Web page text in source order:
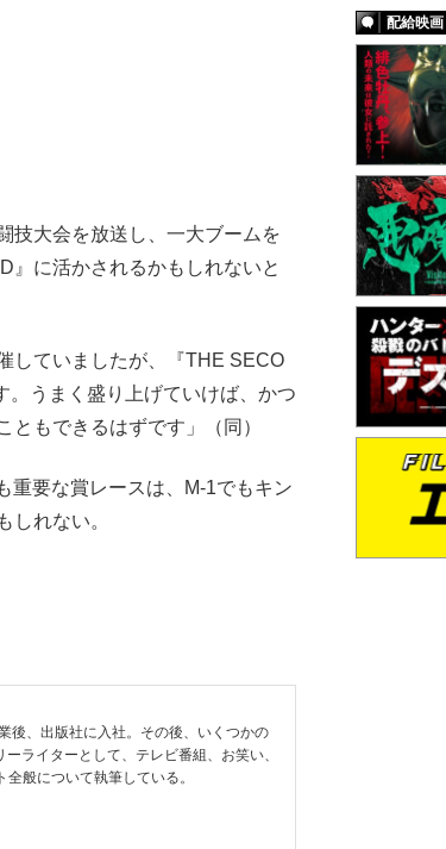
大会を放送し、一大ブームを
』に活かされるかもしれないと
していましたが、『THE SECO
。うまく盛り上げていけば、かつ
もできるはずです」（同）
重要な賞レースは、M-1でもキン
しれない。
後、出版社に入社。その後、いくつかの
ライターとして、テレビ番組、お笑い、
般について執筆している。
配給映画